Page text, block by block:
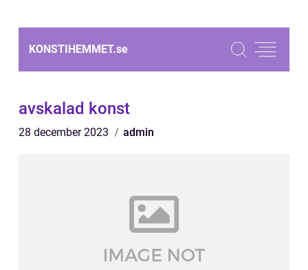
KONSTIHEMMET.se
avskalad konst
28 december 2023 admin